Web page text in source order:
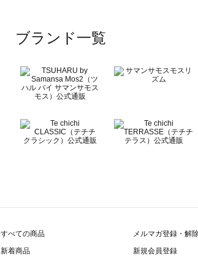
ブランド一覧
すべての商品
新着商品
メルマガ登録・解
新規会員登録